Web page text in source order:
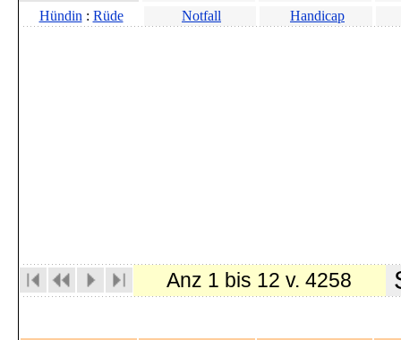
Hündin : Rüde Notfall Handicap
Anz 1 bis 12 v. 4258